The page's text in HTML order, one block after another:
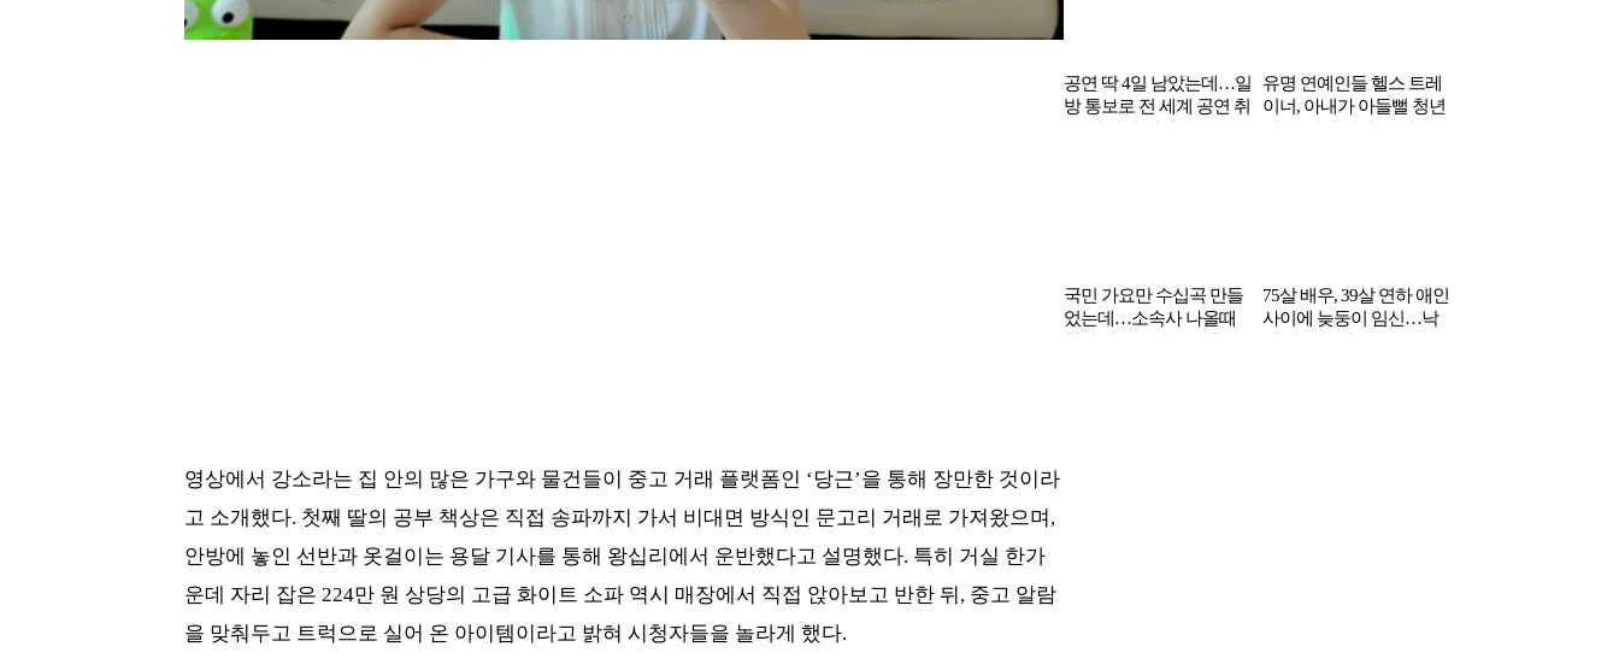
영상에서 강소라는 집 안의 많은 가구와 물건들이 중고 거래 플랫폼인 ‘당근’을 통해 장만한 것이라
고 소개했다. 첫째 딸의 공부 책상은 직접 송파까지 가서 비대면 방식인 문고리 거래로 가져왔으며,
안방에 놓인 선반과 옷걸이는 용달 기사를 통해 왕십리에서 운반했다고 설명했다. 특히 거실 한가
운데 자리 잡은 224만 원 상당의 고급 화이트 소파 역시 매장에서 직접 앉아보고 반한 뒤, 중고 알람
을 맞춰두고 트럭으로 실어 온 아이템이라고 밝혀 시청자들을 놀라게 했다.